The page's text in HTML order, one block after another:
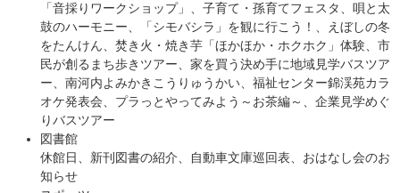
「音採りワークショップ」、子育て・孫育てフェスタ、唄と太
鼓のハーモニー、「シモバシラ」を観に行こう！、えぼしの冬
をたんけん、焚き火・焼き芋「ほかほか・ホクホク」体験、市
民が創るまち歩きツアー、家を買う決め手に地域見学バスツア
ー、南河内よみかきこうりゅうかい、福祉センター錦渓苑カラ
オケ発表会、プラっとやってみよう～お茶編～、企業見学めぐ
りバスツアー
図書館
休館日、新刊図書の紹介、自動車文庫巡回表、おはなし会のお
知らせ